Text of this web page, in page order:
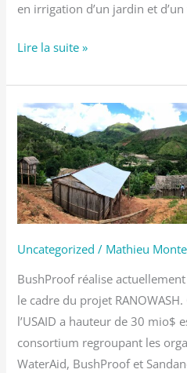
en irrigation d’un jardin et
Lire la suite »
Uncategorized / Mathieu
BushProof réalise
le cadre du projet
l’USAID a hauteur de 30 mio$
consortium regroupant les
WaterAid, BushProof et
Début
des
travaux
dans
le
cadre
RANOWASH